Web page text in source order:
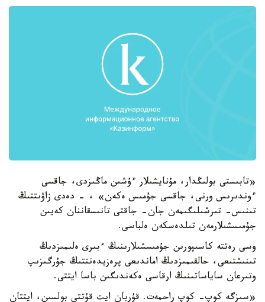
«تابىستى بولىڭدار، مۇنايشىلار ءۇشىن ماڭىزدى، جاقسى
ءوندىرىس ورنى، جاقسى جۇمىس ەكەن» ، - دەدى زاۋىتتىڭ
تىنىس- تىرشىلىگىمەن جان- جاقتى تانىسقاننان كەيىن
جۇمىسشىلارمەن تىلدەسكەن ەلباسى.
وسى رەتتە كاسىپورىن جۇمىسشىلارىنىڭ ءبىرى ەلىمىزدىڭ
تىنىشتىعى، حالقىمىزدىڭ اماندىعى پرەزيدەنتتىڭ جۇرگىزىپ
وتىرعان ساياساتىنىڭ ارقاسى ەكەندىگىن باسا ايتتى.
«سىزگە كوپ- كوپ راحمەت. قۇربان ايت قۇتتى بولسىن، ايتتان